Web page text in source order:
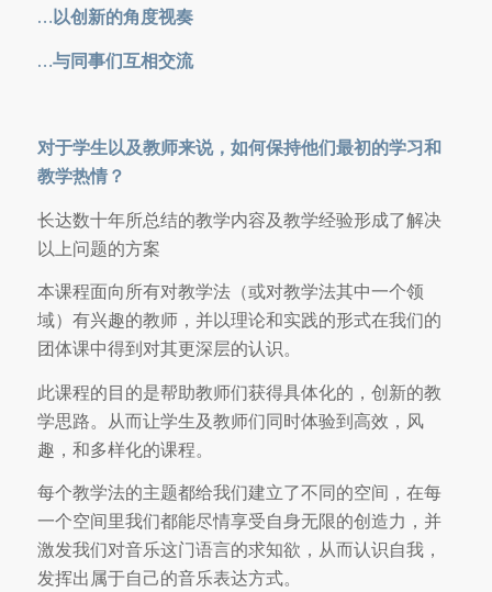
…以创新的角度视奏
…与同事们互相交流
对于学生以及教师来说，如何保持他们最初的学习和
教学热情？
长达数十年所总结的教学内容及教学经验形成了解决
以上问题的方案
本课程面向所有对教学法（或对教学法其中一个领
域）有兴趣的教师，并以理论和实践的形式在我们的
团体课中得到对其更深层的认识。
此课程的目的是帮助教师们获得具体化的，创新的教
学思路。从而让学生及教师们同时体验到高效，风
趣，和多样化的课程。
每个教学法的主题都给我们建立了不同的空间，在每
一个空间里我们都能尽情享受自身无限的创造力，并
激发我们对音乐这门语言的求知欲，从而认识自我，
发挥出属于自己的音乐表达方式。